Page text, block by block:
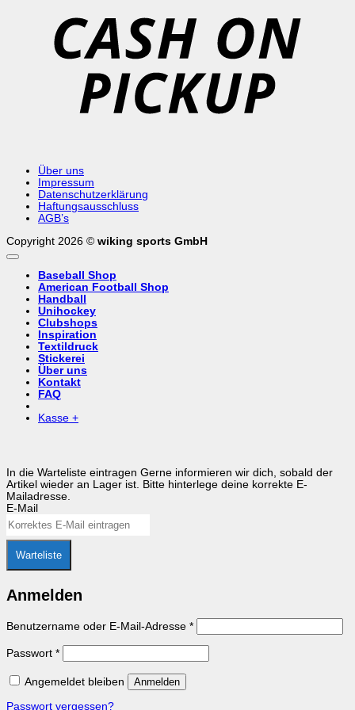
Über uns
Impressum
Datenschutzerklärung
Haftungsausschluss
AGB’s
Copyright 2026 © wiking sports GmbH
Baseball Shop
American Football Shop
Handball
Unihockey
Clubshops
Inspiration
Textildruck
Stickerei
Über uns
Kontakt
FAQ
Kasse +
In die Warteliste eintragen Gerne informieren wir dich, sobald der
Artikel wieder an Lager ist. Bitte hinterlege deine korrekte E-
Mailadresse.
E-Mail
Warteliste
Anmelden
Benutzername oder E-Mail-Adresse *Erforderlich
Passwort *Erforderlich
Angemeldet bleiben Anmelden
Passwort vergessen?